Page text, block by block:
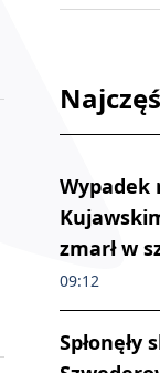
Wypadek
zmarł w
09:12